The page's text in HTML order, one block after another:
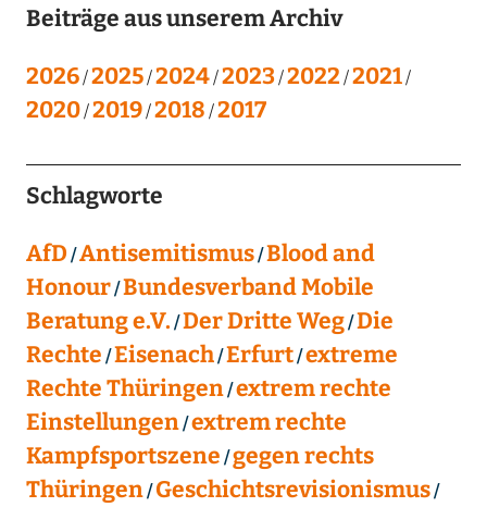
Beiträge aus unserem Archiv
2026 2025 2024 2023 2022 2021
2020 2019 2018 2017
Schlagworte
AfD Antisemitismus Blood and
Honour Bundesverband Mobile
Beratung e.V. Der Dritte Weg Die
Rechte Eisenach Erfurt extreme
Rechte Thüringen extrem rechte
Einstellungen extrem rechte
Kampfsportszene gegen rechts
Thüringen Geschichtsrevisionismus